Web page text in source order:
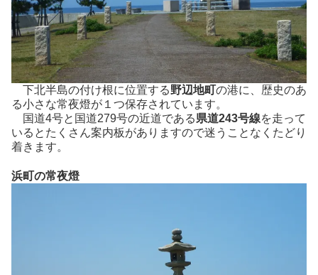
下北半島の付け根に位置する野辺地町の港に、歴史のあ
る小さな常夜燈が１つ保存されています。
国道4号と国道279号の近道である県道243号線を走って
いるとたくさん案内板がありますので迷うことなくたどり
着きます。
浜町の常夜燈